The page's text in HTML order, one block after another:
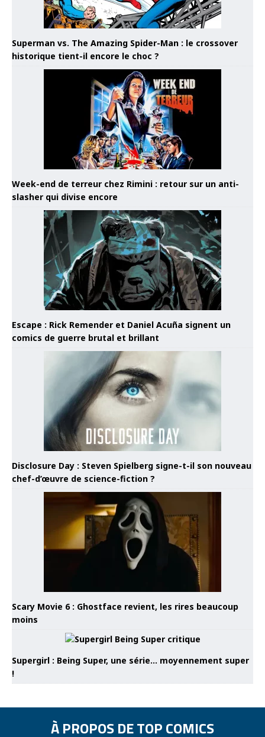
Superman vs. The Amazing Spider-Man : le crossover
historique tient-il encore le choc ?
Week-end de terreur chez Rimini : retour sur un anti-
slasher qui divise encore
Escape : Rick Remender et Daniel Acuña signent un
comics de guerre brutal et brillant
Disclosure Day : Steven Spielberg signe-t-il son nouveau
chef-d’œuvre de science-fiction ?
Scary Movie 6 : Ghostface revient, les rires beaucoup
moins
Supergirl : Being Super, une série… moyennement super
!
À PROPOS DE TOP COMICS